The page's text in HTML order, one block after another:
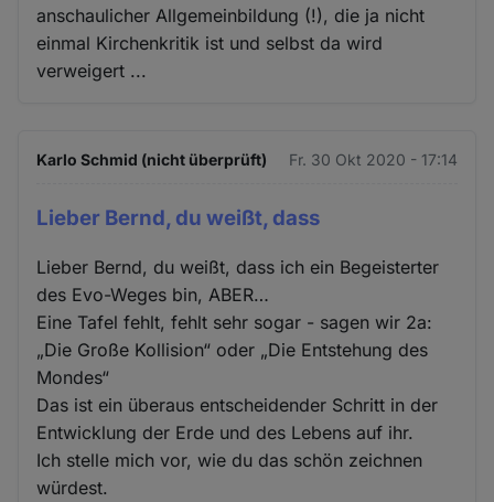
anschaulicher Allgemeinbildung (!), die ja nicht
einmal Kirchenkritik ist und selbst da wird
verweigert ...
Karlo Schmid (nicht überprüft) Fr. 30 Okt 2020 - 17:14
Lieber Bernd, du weißt, dass
Lieber Bernd, du weißt, dass ich ein Begeisterter
des Evo-Weges bin, ABER…
Eine Tafel fehlt, fehlt sehr sogar - sagen wir 2a:
„Die Große Kollision“ oder „Die Entstehung des
Mondes“
Das ist ein überaus entscheidender Schritt in der
Entwicklung der Erde und des Lebens auf ihr.
Ich stelle mich vor, wie du das schön zeichnen
würdest.